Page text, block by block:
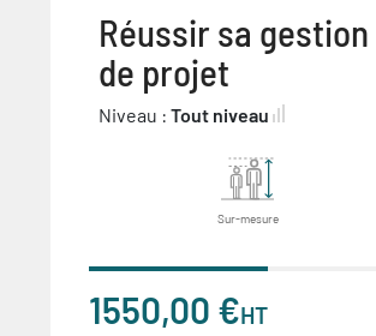
Réussir sa gestion
de projet
Niveau : Tout niveau
Sur-mesure
1550,00 €HT